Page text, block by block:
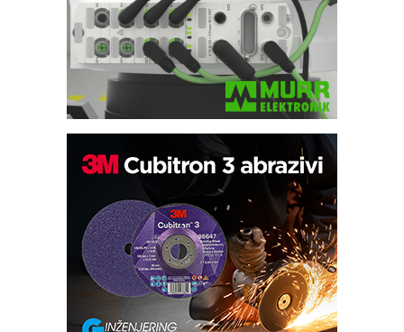
Bezbednost na prvom mestu!
IB BLUMENAUER - više od 40 godina
poverenja u industriji
RMQ-TITAN ADVANCED INDICATOR
– Pametna signalizacija za efikasnije
upravljanje mašinama
Sigurnije ispitivanje transformatora u
solarnim elektranama i vetroparkovima
Pranje točkova na gradilištu- standard